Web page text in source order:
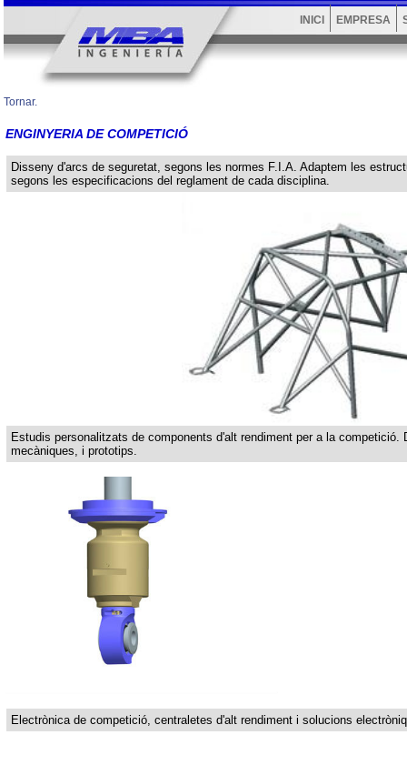
INICI EMPRESA
Tornar.
ENGINYERIA DE COMPETICIÓ
Disseny d'arcs de seguretat, segons les normes F.I.A. Adaptem les
segons les especificacions del reglament de cada disciplina.
Estudis personalitzats de components d'alt rendiment per a la competició.
mecàniques, i prototips.
Electrònica de competició, centraletes d'alt rendiment i solucions